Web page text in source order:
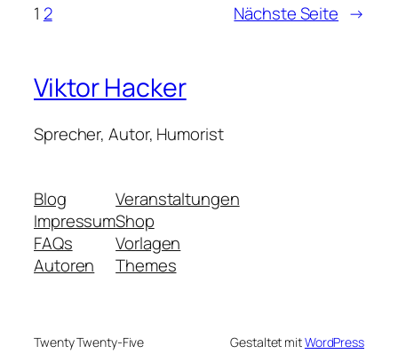
1 2 Nächste Seite →
Viktor Hacker
Sprecher, Autor, Humorist
Blog
Impressum
FAQs
Autoren
Veranstaltungen
Shop
Vorlagen
Themes
Twenty Twenty-Five Gestaltet mitWordPress